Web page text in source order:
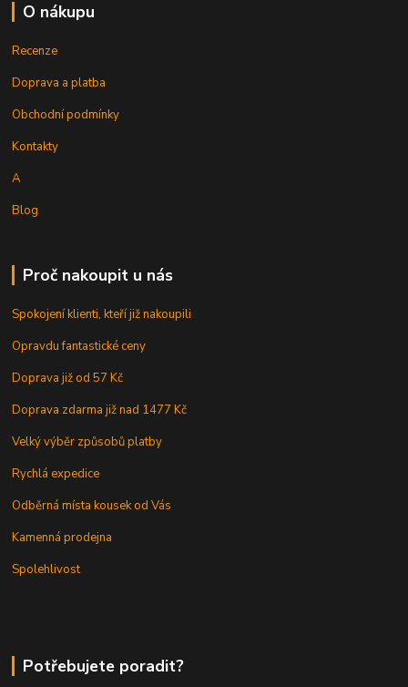
O nákupu
Recenze
Doprava a platba
Obchodní podmínky
Kontakty
A
Blog
Proč nakoupit u nás
Spokojení klienti, kteří již nakoupili
Opravdu fantastické ceny
Doprava již od 57 Kč
Doprava zdarma již nad 1477 Kč
Velký výběr způsobů platby
Rychlá expedice
Odběrná místa kousek od Vás
Kamenná prodejna
Spolehlivost
Potřebujete poradit?